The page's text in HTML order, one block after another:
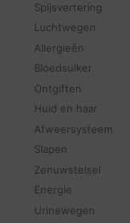
Spijsvertering
Luchtwegen
Allergieën
Bloedsuiker
Ontgiften
Huid en haar
Afweersysteem
Slapen
Zenuwstelsel
Energie
Urinewegen